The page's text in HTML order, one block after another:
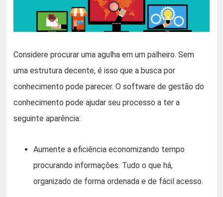
Considere procurar uma agulha em um palheiro. Sem
uma estrutura decente, é isso que a busca por
conhecimento pode parecer. O software de gestão do
conhecimento pode ajudar seu processo a ter a
seguinte aparência:
Aumente a eficiência economizando tempo
procurando informações. Tudo o que há,
organizado de forma ordenada e de fácil acesso.